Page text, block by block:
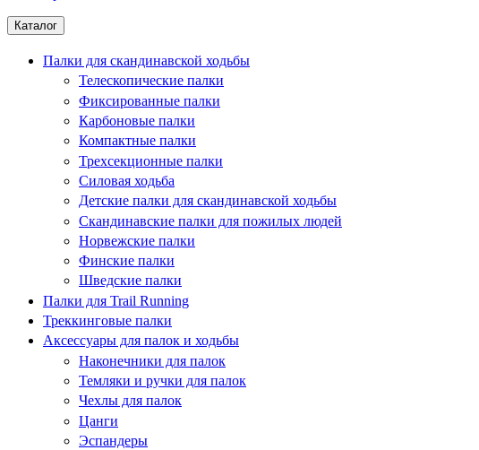
Каталог
Палки для скандинавской ходьбы
Телескопические палки
Фиксированные палки
Карбоновые палки
Компактные палки
Трехсекционные палки
Силовая ходьба
Детские палки для скандинавской ходьбы
Скандинавские палки для пожилых людей
Норвежские палки
Финские палки
Шведские палки
Палки для Trail Running
Треккинговые палки
Аксессуары для палок и ходьбы
Наконечники для палок
Темляки и ручки для палок
Чехлы для палок
Цанги
Эспандеры